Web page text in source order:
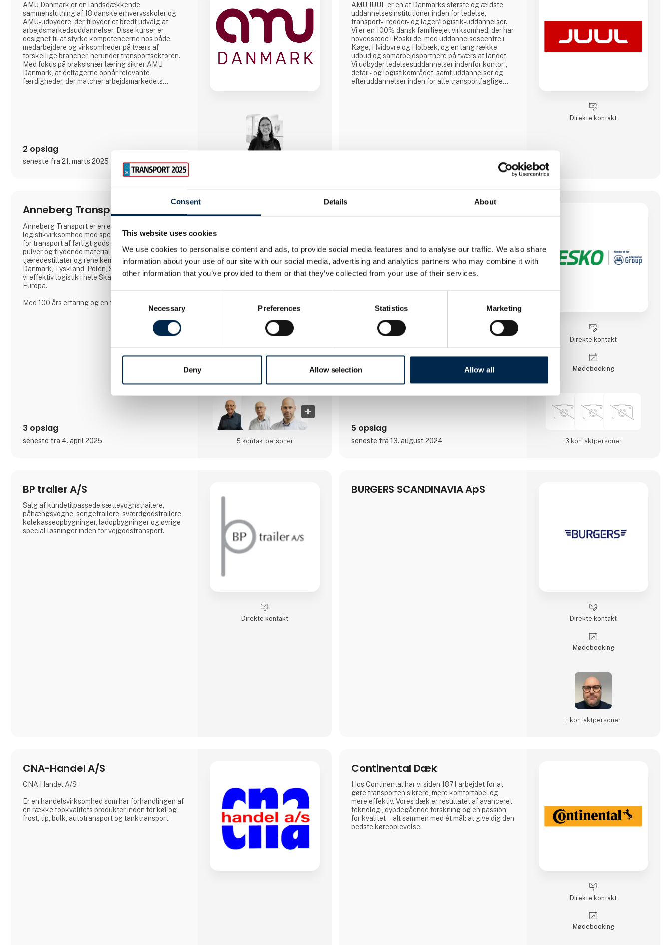
Consent Details About
This website uses cookies
We use cookies to personalise content and ads, to provide social media features and to analyse our traffic. We also share
information about your use of our site with our social media, advertising and analytics partners who may combine it with
other information that you’ve provided to them or that they’ve collected from your use of their services.
Necessary Preferences Statistics Marketing
Deny Allow selection Allow all
AMU Danmark er en landsdækkende
sammenslutning af 18 danske erhvervsskoler og
AMU-udbydere, der tilbyder et bredt udvalg af
arbejdsmarkedsuddannelser. Disse kurser er
designet til at styrke kompetencerne hos både
medarbejdere og virksomheder på tværs af
forskellige brancher, herunder transportsektoren.
Med fokus på praksisnær læring sikrer AMU
Danmark, at deltagerne opnår relevante
færdigheder, der matcher arbejdsmarkedets
2 opslag
seneste fra 21. marts 2025
AMU JUUL er en af Danmarks største og ældste
uddannelsesinstitutioner inden for ledelse,
transport-, redder- og lager/logistik-uddannelser.
Vi er en 100% dansk familieejet virksomhed, der har
hovedsæde i Roskilde, med uddannelsescentre i
Køge, Hvidovre og Holbæk, og en lang række
udbud og samarbejdspartnere på tværs af landet.
Vi udbyder ledelsesuddannelser indenfor kontor-,
detail- og logistikområdet, samt uddannelser og
efteruddannelser inden for alle transportfaglige
Direkte kontakt
Anneberg Transport A/S
Anneberg Transport er en europæisk
logistikvirksomhed med specialkompetencer inden
for transport af farligt gods – herunder gas, affald,
pulver og flydende materialer som bitumen,
tjæredestillater og rene kemikalier. Med kontorer i
Danmark, Tyskland, Polen, Sverige og Norge sikrer
vi effektiv logistik i hele Skandinavien og resten af
Europa.
Med 100 års erfaring og en flåde på over 400
transportløsninger, hvor vi tilpasser udstyret til
kundens behov – og ikke omvendt. Hos Anneberg
prioriterer vi langvarige partnerskaber og sætter
3 opslag
seneste fra 4. april 2025 5 kontakt­personer
producent af aksler til påhængskøretøjer. Det er vi
stolte af, da BPW er en virksomhed, der står inde for
høj kvalitet og innovation.
5 opslag
seneste fra 13. august 2024
Direkte kontakt
Møde­booking
3 kontakt­personer
BP trailer A/S
Salg af kundetilpassede sættevognstrailere,
påhængsvogne, sengetrailere, sværdgodstrailere,
kølekasseopbygninger, ladopbygninger og øvrige
special løsninger inden for vejgodstransport.
Direkte kontakt
BURGERS SCANDINAVIA ApS
Direkte kontakt
Møde­booking
1 kontakt­personer
CNA-Handel A/S
CNA Handel A/S
Er en handelsvirksomhed som har forhandlingen af
en række topkvalitets produkter inden for køl og
frost, tip, bulk, autotransport og tanktransport.
Continental Dæk
Hos Continental har vi siden 1871 arbejdet for at
gøre transporten sikrere, mere komfortabel og
mere effektiv. Vores dæk er resultatet af avanceret
teknologi, dybdegående forskning og en passion
for kvalitet – alt sammen med ét mål: at give dig den
bedste køreoplevelse.
Direkte kontakt
Møde­booking